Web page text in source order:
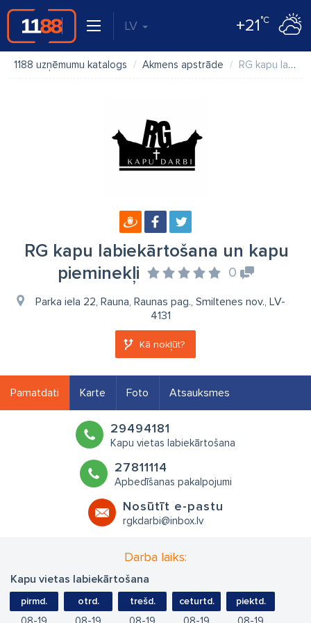
LV +21°C
1188 uzņēmumu katalogs Akmens apstrāde RG kapu labiekārtošana un kapu pieminekļi
RG kapu labiekārtošana un kapu
pieminekļi
0
Parka iela 22, Rauna, Raunas pag., Smiltenes nov., LV-
4131
Kā nokļūt?
Pamatdati Karte Foto Atsauksmes
29494181
Kapu vietas labiekārtošana
27811114
Apbedīšanas pakalpojumi
Nosūtīt e-pastu
rgkdarbi@inbox.lv
Darba laiks:
Kapu vietas labiekārtošana
pirmd. otrd. trešd. ceturtd. piektd.